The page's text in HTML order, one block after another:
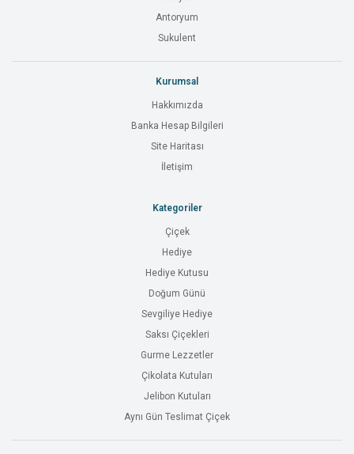
Antoryum
Sukulent
Kurumsal
Hakkımızda
Banka Hesap Bilgileri
Site Haritası
İletişim
Kategoriler
Çiçek
Hediye
Hediye Kutusu
Doğum Günü
Sevgiliye Hediye
Saksı Çiçekleri
Gurme Lezzetler
Çikolata Kutuları
Jelibon Kutuları
Aynı Gün Teslimat Çiçek